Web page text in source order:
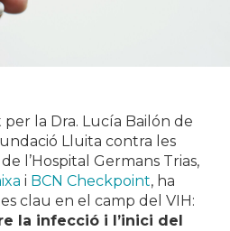
la Dra. Lucía Bailón de
Lluita contra les
l’Hospital Germans Trias,
i BCN Checkpoint, ha
clau en el camp del VIH:
la infecció i l’inici del